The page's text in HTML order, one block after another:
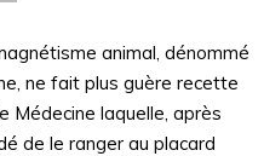
animal, dénommé
ne fait plus guère recette
Médecine laquelle, après
de le ranger au placard